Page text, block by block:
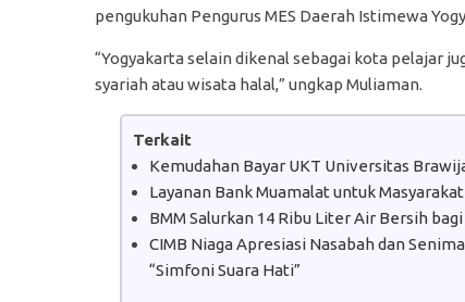
pengukuhan Pengurus MES Daerah Istimewa
“Yogyakarta selain dikenal sebagai kota pelajar
syariah atau wisata halal,” ungkap Muliaman.
Terkait
Kemudahan Bayar UKT Universitas
Layanan Bank Muamalat untuk
BMM Salurkan 14 Ribu Liter Air Bersih
CIMB Niaga Apresiasi Nasabah dan
“Simfoni Suara Hati”